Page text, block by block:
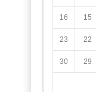
15
16
22
23
29
30